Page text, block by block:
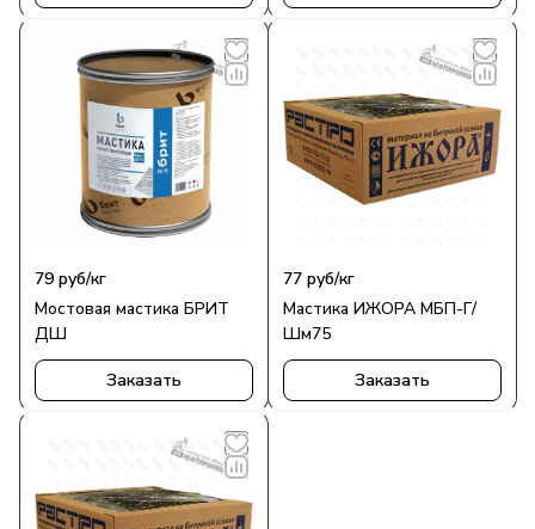
79 руб/кг
Мостовая мастика БРИТ
ДШ
Заказать
77 руб/кг
Мастика ИЖОРА МБП-Г/
Шм75
Заказать